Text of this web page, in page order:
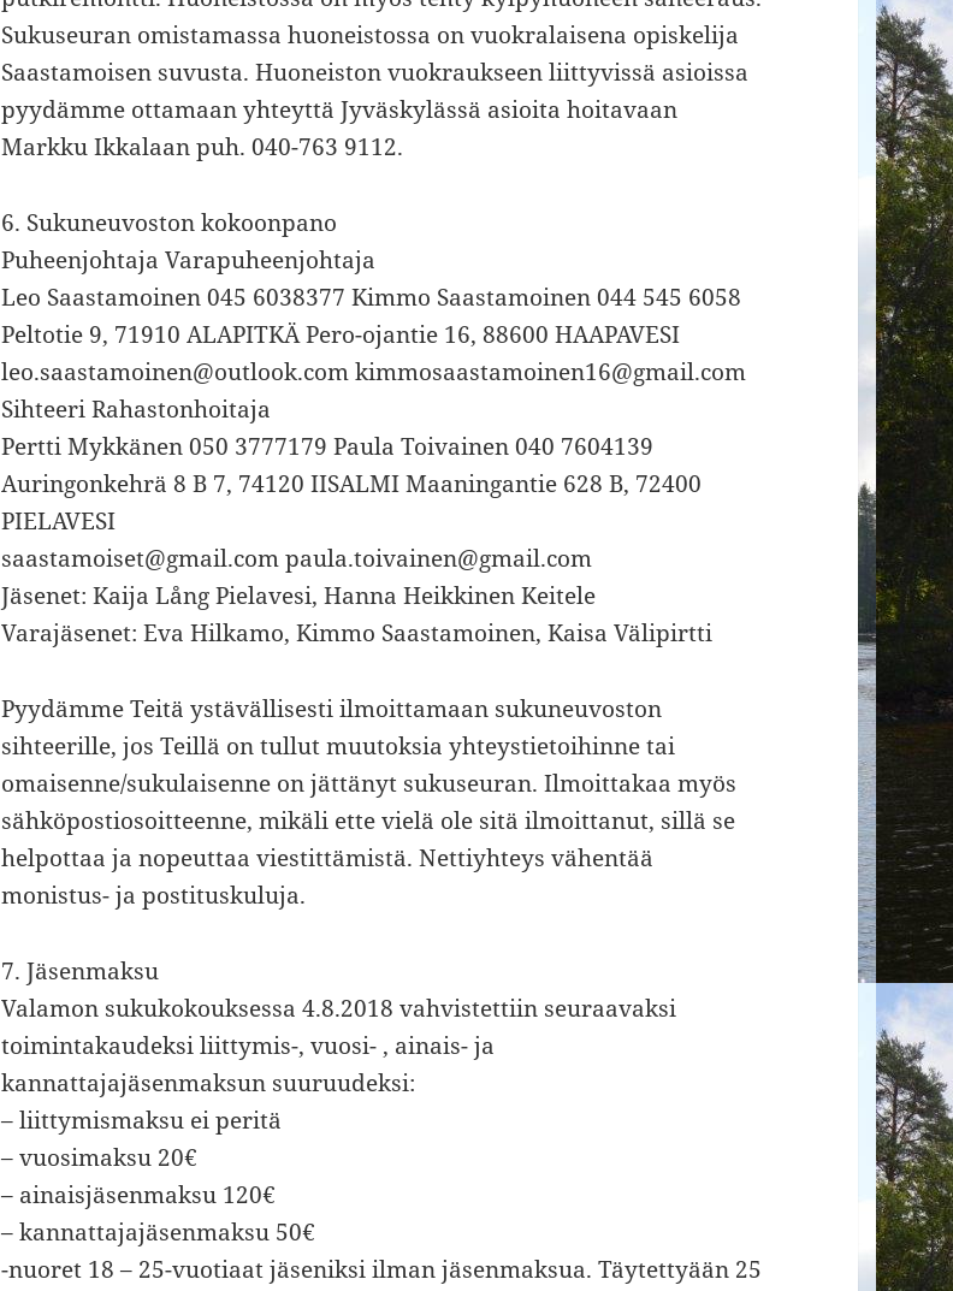
Sukuseuran omistamassa huoneistossa on vuokralaisena opiskelija
Saastamoisen suvusta. Huoneiston vuokraukseen liittyvissä asioissa
pyydämme ottamaan yhteyttä Jyväskylässä asioita hoitavaan
Markku Ikkalaan puh. 040-763 9112.
6. Sukuneuvoston kokoonpano
Puheenjohtaja Varapuheenjohtaja
Leo Saastamoinen 045 6038377 Kimmo Saastamoinen 044 545 6058
Peltotie 9, 71910 ALAPITKÄ Pero-ojantie 16, 88600 HAAPAVESI
leo.saastamoinen@outlook.com kimmosaastamoinen16@gmail.com
Sihteeri Rahastonhoitaja
Pertti Mykkänen 050 3777179 Paula Toivainen 040 7604139
Auringonkehrä 8 B 7, 74120 IISALMI Maaningantie 628 B, 72400
PIELAVESI
saastamoiset@gmail.com paula.toivainen@gmail.com
Jäsenet: Kaija Lång Pielavesi, Hanna Heikkinen Keitele
Varajäsenet: Eva Hilkamo, Kimmo Saastamoinen, Kaisa Välipirtti
Pyydämme Teitä ystävällisesti ilmoittamaan sukuneuvoston
sihteerille, jos Teillä on tullut muutoksia yhteystietoihinne tai
omaisenne/sukulaisenne on jättänyt sukuseuran. Ilmoittakaa myös
sähköpostiosoitteenne, mikäli ette vielä ole sitä ilmoittanut, sillä se
helpottaa ja nopeuttaa viestittämistä. Nettiyhteys vähentää
monistus- ja postituskuluja.
7. Jäsenmaksu
Valamon sukukokouksessa 4.8.2018 vahvistettiin seuraavaksi
toimintakaudeksi liittymis-, vuosi- , ainais- ja
kannattajajäsenmaksun suuruudeksi:
– liittymismaksu ei peritä
– vuosimaksu 20€
– ainaisjäsenmaksu 120€
– kannattajajäsenmaksu 50€
-nuoret 18 – 25-vuotiaat jäseniksi ilman jäsenmaksua. Täytettyään 25